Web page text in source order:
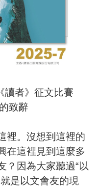
讀者》征文比賽
致辭
裡。沒想到這裡的
在這裡見到這麼多
？因為大家聽過“以
是以文會友的現